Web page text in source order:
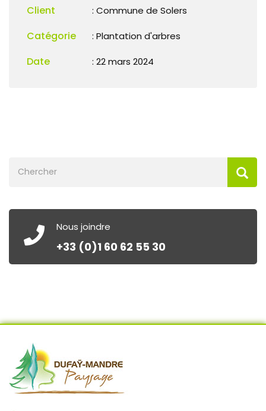
Client : Commune de Solers
Catégorie : Plantation d'arbres
Date : 22 mars 2024
Nous joindre
+33 (0)1 60 62 55 30